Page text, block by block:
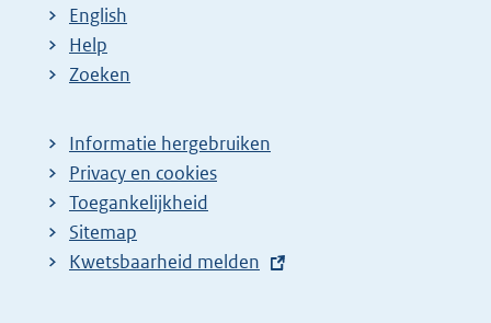
English
Help
Zoeken
Informatie hergebruiken
Privacy en cookies
Toegankelijkheid
Sitemap
E
Kwetsbaarheid melden